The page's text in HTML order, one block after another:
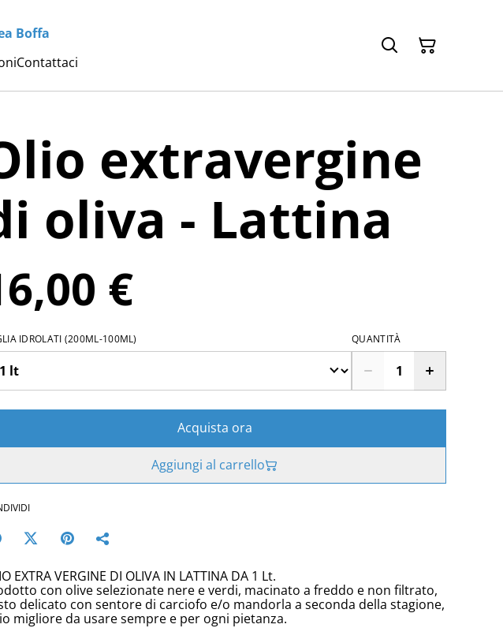
Boffa
Contattaci
extravergine
oliva - Lattina
€
IDROLATI (200ML-100ML) QUANTITÀ
Acquista ora
Aggiungi al carrello
EXTRA VERGINE DI OLIVA IN LATTINA DA 1 Lt.
con olive selezionate nere e verdi, macinato a freddo e non filtrato,
delicato con sentore di carciofo e/o mandorla a seconda della stagione,
migliore da usare sempre e per ogni pietanza.